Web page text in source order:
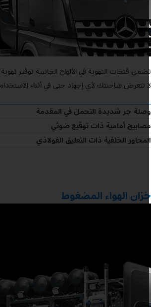
فتحات التهوية في الألواح الجانبية توفير
تتعرض شاحنتك لأي إجهاد حتى في أثناء
جر شديدة التحمل في المقدمة
أمامية ذات توقيع ضوئي
الخلفية ذات التعليق الفولاذي
الهواء المضغوط